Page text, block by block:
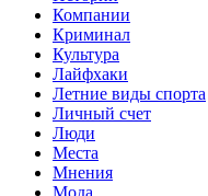
Компании
Криминал
Культура
Лайфхаки
Летние виды спорта
Личный счет
Люди
Места
Мнения
Мода